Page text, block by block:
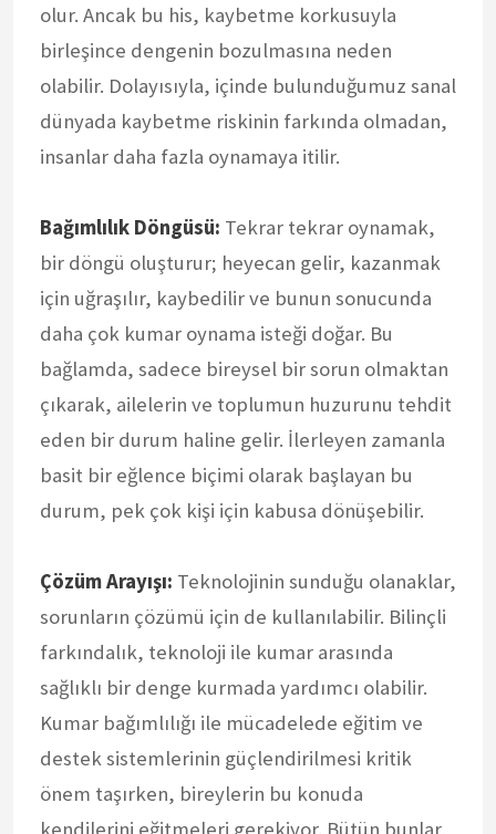
olur. Ancak bu his, kaybetme korkusuyla
birleşince dengenin bozulmasına neden
olabilir. Dolayısıyla, içinde bulunduğumuz sanal
dünyada kaybetme riskinin farkında olmadan,
insanlar daha fazla oynamaya itilir.
Bağımlılık Döngüsü: Tekrar tekrar oynamak,
bir döngü oluşturur; heyecan gelir, kazanmak
için uğraşılır, kaybedilir ve bunun sonucunda
daha çok kumar oynama isteği doğar. Bu
bağlamda, sadece bireysel bir sorun olmaktan
çıkarak, ailelerin ve toplumun huzurunu tehdit
eden bir durum haline gelir. İlerleyen zamanla
basit bir eğlence biçimi olarak başlayan bu
durum, pek çok kişi için kabusa dönüşebilir.
Çözüm Arayışı: Teknolojinin sunduğu olanaklar,
sorunların çözümü için de kullanılabilir. Bilinçli
farkındalık, teknoloji ile kumar arasında
sağlıklı bir denge kurmada yardımcı olabilir.
Kumar bağımlılığı ile mücadelede eğitim ve
destek sistemlerinin güçlendirilmesi kritik
önem taşırken, bireylerin bu konuda
kendilerini eğitmeleri gerekiyor. Bütün bunlar,